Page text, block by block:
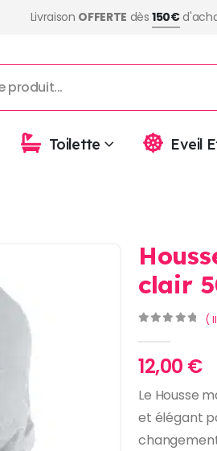
Livraison OFFERTE dès150€
Toilette Eveil
clair
(
12,00 €
Le Housse
et élégant